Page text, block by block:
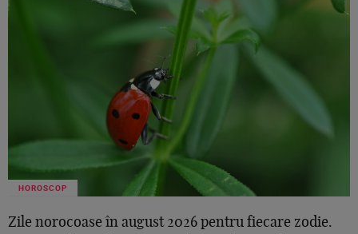
HOROSCOP
Zile norocoase în august 2026 pentru fiecare zodie.